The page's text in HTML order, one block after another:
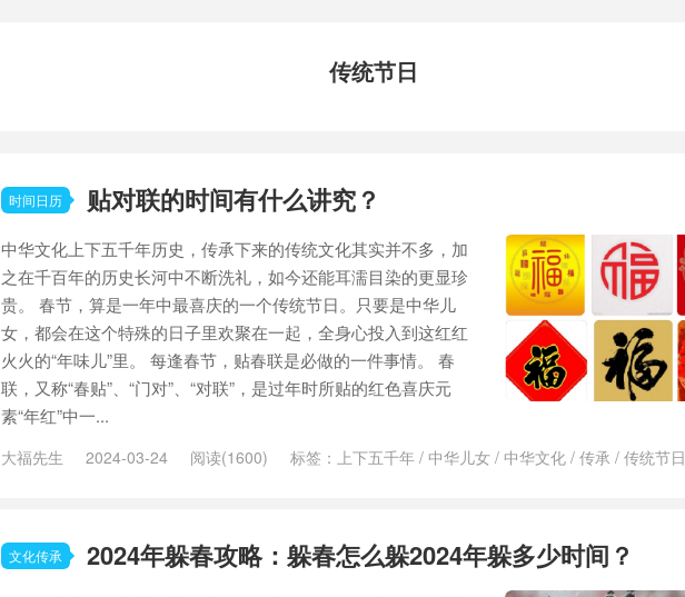
传统节日
时间日历 贴对联的时间有什么讲究？
中华文化上下五千年历史，传承下来的传统文化其实并不多，加
之在千百年的历史长河中不断洗礼，如今还能耳濡目染的更显珍
贵。 春节，算是一年中最喜庆的一个传统节日。只要是中华儿
女，都会在这个特殊的日子里欢聚在一起，全身心投入到这红红
火火的“年味儿”里。 每逢春节，贴春联是必做的一件事情。 春
联，又称“春贴”、“门对”、“对联”，是过年时所贴的红色喜庆元
素“年红”中一...
大福先生 2024-03-24 阅读(1600) 标签： 上下五千年 / 中华儿女 / 中华文化 / 传承 / 传统节日
文化传承 2024年躲春攻略：躲春怎么躲2024年躲多少时间？